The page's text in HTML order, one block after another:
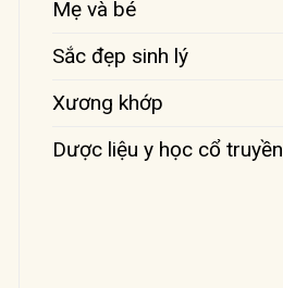
Mẹ và bé
Sắc đẹp sinh lý
Xương khớp
Dược liệu y học cổ truyền